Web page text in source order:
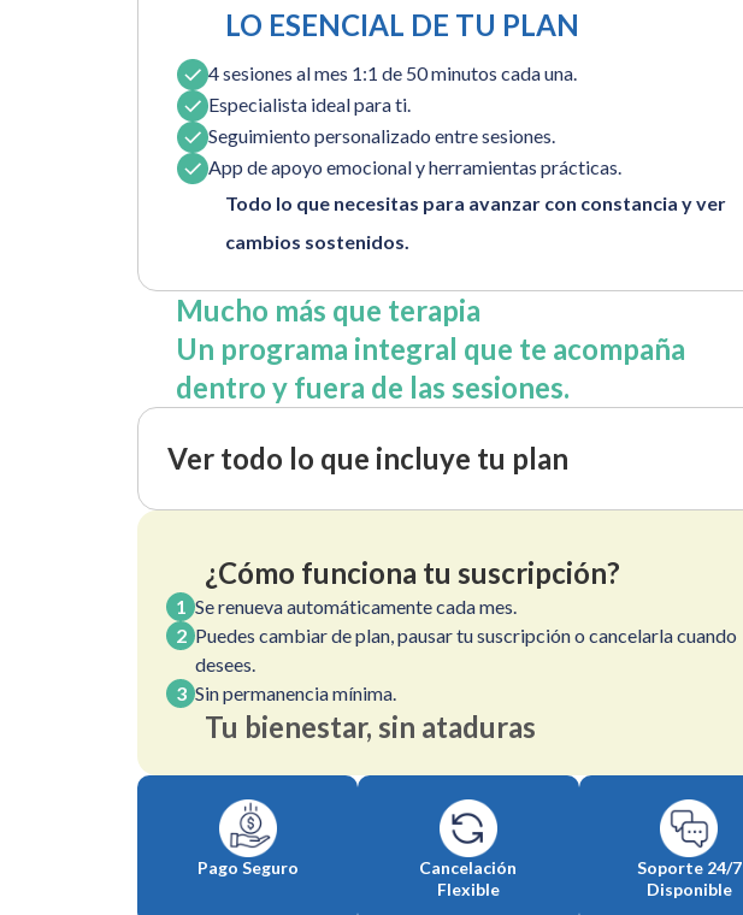
LO ESENCIAL DE TU PLAN
4 sesiones al mes 1:1 de 50 minutos cada una.
Especialista ideal para ti.
Seguimiento personalizado entre sesiones.
App de apoyo emocional y herramientas prácticas.
Todo lo que necesitas para avanzar con constancia y ver
cambios sostenidos.
Mucho más que terapia
Un programa integral que te acompaña
dentro y fuera de las sesiones.
Ver todo lo que incluye tu plan
¿Cómo funciona tu suscripción?
1 Se renueva automáticamente cada mes.
2 Puedes cambiar de plan, pausar tu suscripción o cancelarla cuando
desees.
3 Sin permanencia mínima.
Tu bienestar, sin ataduras
Pago Seguro
Cancelación
Flexible
Soporte 24/7
Disponible